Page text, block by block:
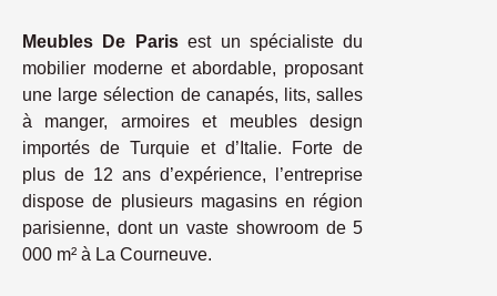
Meubles De Parisest un spécialiste du
mobilier moderne et abordable, proposant
une large sélection de canapés, lits, salles
à manger, armoires et meubles design
importés de Turquie et d’Italie. Forte de
plus de 12 ans d’expérience, l’entreprise
dispose de plusieurs magasins en région
parisienne, dont un vaste showroom de 5
000 m² à La Courneuve.